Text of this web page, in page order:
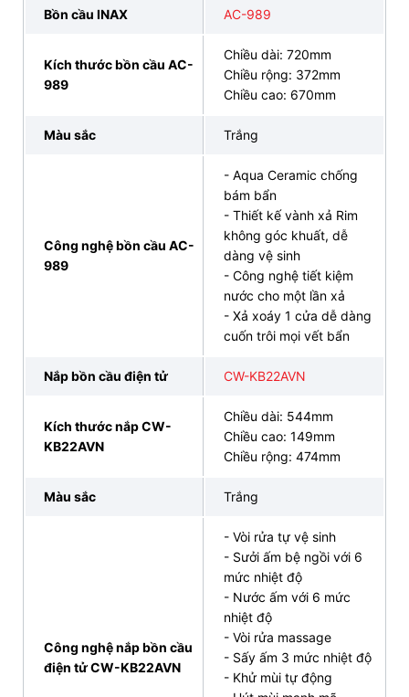
Bồn Cầu Thông Minh INAX AC-989+CW-KB22AVN
2. Video review tại showroom
989+CW-KB22AVN – bán lẻ tại kho
Bồn cầu INAX AC-989
Kích thước bồn cầu AC-
989
Chiều dài: 720mm
Chiều rộng: 372mm
Chiều cao: 670mm
Màu sắc Trắng
Công nghệ bồn cầu AC-
989
- Aqua Ceramic chống
bám bẩn
- Thiết kế vành xả Rim
không góc khuất, dễ
dàng vệ sinh
- Công nghệ tiết kiệm
nước cho một lần xả
- Xả xoáy 1 cửa dễ dàng
cuốn trôi mọi vết bẩn
Nắp bồn cầu điện tử CW-KB22AVN
Kích thước nắp CW-
KB22AVN
Chiều dài: 544mm
Chiều cao: 149mm
Chiều rộng: 474mm
Màu sắc Trắng
Công nghệ nắp bồn cầu
điện tử CW-KB22AVN
- Vòi rửa tự vệ sinh
- Sưởi ấm bệ ngồi với 6
mức nhiệt độ
- Nước ấm với 6 mức
nhiệt độ
- Vòi rửa massage
- Sấy ấm 3 mức nhiệt độ
- Khử mùi tự động